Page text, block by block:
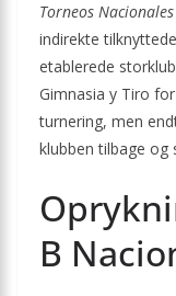
Torneos Nacionales
indirekte
etablerede
Gimnasia y Tiro
turnering, men
klubben tilbage og
B